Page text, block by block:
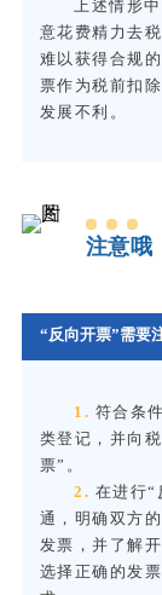
上述情形
意花费精力去
难以获得合规
票作为税前扣
发展不利。
注意哦
“反向开票”需要
1. 符合条
类登记，并向
票”。
2. 在进行“
通，明确双方
发票，并了解
选择正确的发